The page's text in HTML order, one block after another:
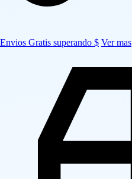
Envios Gratis superando $ Ver mas